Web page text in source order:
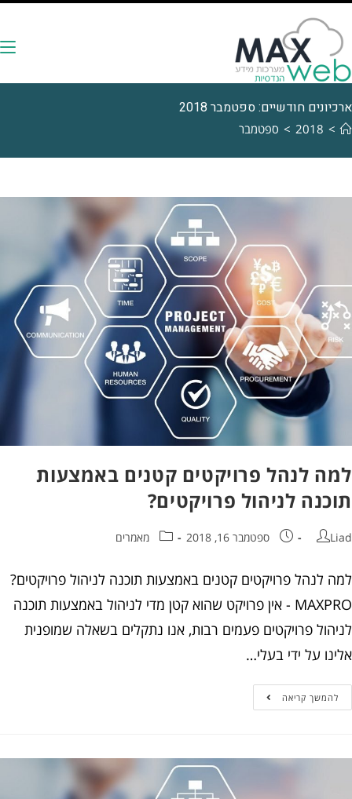
ארכיונים חודשיים: ספטמבר 2018
>
2018
> ספטמבר
למה לנהל פרויקטים קטנים באמצעות
תוכנה לניהול פרויקטים?
Liad ספטמבר 16, 2018 מאמרים
למה לנהל פרויקטים קטנים באמצעות תוכנה לניהול פרויקטים?
MAXPRO - אין פרויקט שהוא קטן מדי לניהול באמצעות תוכנה
לניהול פרויקטים פעמים רבות, אנו נתקלים בשאלה שמופנית
אלינו על ידי בעלי…
להמשך קריאה